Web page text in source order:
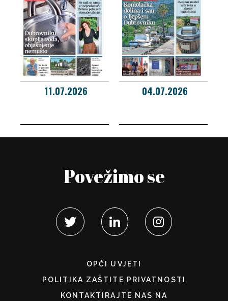
11.07.2026 04.07.2026
Povežimo se
OPĆI UVJETI
POLITIKA ZAŠTITE PRIVATNOSTI
KONTAKTIRAJTE NAS NA